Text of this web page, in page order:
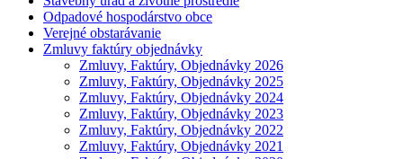
Odpadové hospodárstvo obce
Verejné obstarávanie
Zmluvy faktúry objednávky
Zmluvy, Faktúry, Objednávky 2026
Zmluvy, Faktúry, Objednávky 2025
Zmluvy, Faktúry, Objednávky 2024
Zmluvy, Faktúry, Objednávky 2023
Zmluvy, Faktúry, Objednávky 2022
Zmluvy, Faktúry, Objednávky 2021